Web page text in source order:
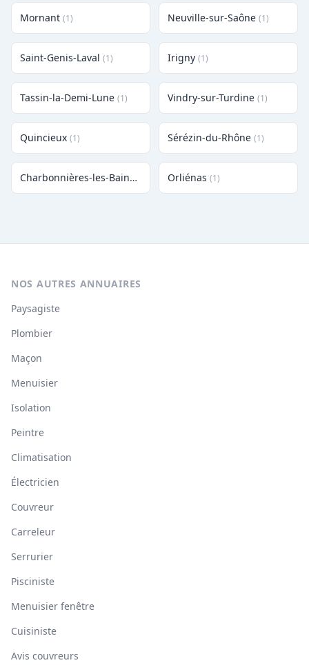
Mornant (1) Neuville-sur-Saône (1)
Saint-Genis-Laval (1) Irigny (1)
Tassin-la-Demi-Lune (1) Vindry-sur-Turdine (1)
Quincieux (1) Sérézin-du-Rhône (1)
Charbonnières-les-Bains Orliénas (1)
NOS AUTRES ANNUAIRES
Paysagiste
Plombier
Maçon
Menuisier
Isolation
Peintre
Climatisation
Électricien
Couvreur
Carreleur
Serrurier
Pisciniste
Menuisier fenêtre
Cuisiniste
Avis couvreurs